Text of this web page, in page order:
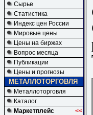
Сырье
Статистика
Индекс цен России
Мировые цены
Цены на биржах
Вопрос месяца
Публикации
Цены и прогнозы
МЕТАЛЛОТОРГОВЛЯ
Металлоторговля
Каталог
Маркетплейс
<<